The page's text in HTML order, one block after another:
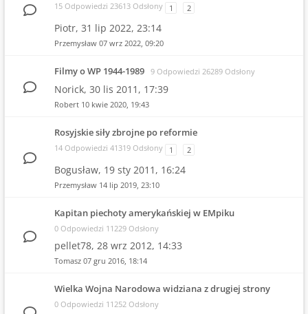
15 Odpowiedzi 23613 Odsłony 1 2
Piotr, 31 lip 2022, 23:14
Przemysław 07 wrz 2022, 09:20
Filmy o WP 1944-1989 9 Odpowiedzi 26289 Odsłony
Norick, 30 lis 2011, 17:39
Robert 10 kwie 2020, 19:43
Rosyjskie siły zbrojne po reformie
14 Odpowiedzi 41319 Odsłony 1 2
Bogusław, 19 sty 2011, 16:24
Przemysław 14 lip 2019, 23:10
Kapitan piechoty amerykańskiej w EMpiku
0 Odpowiedzi 11229 Odsłony
pellet78, 28 wrz 2012, 14:33
Tomasz 07 gru 2016, 18:14
Wielka Wojna Narodowa widziana z drugiej strony
0 Odpowiedzi 11252 Odsłony